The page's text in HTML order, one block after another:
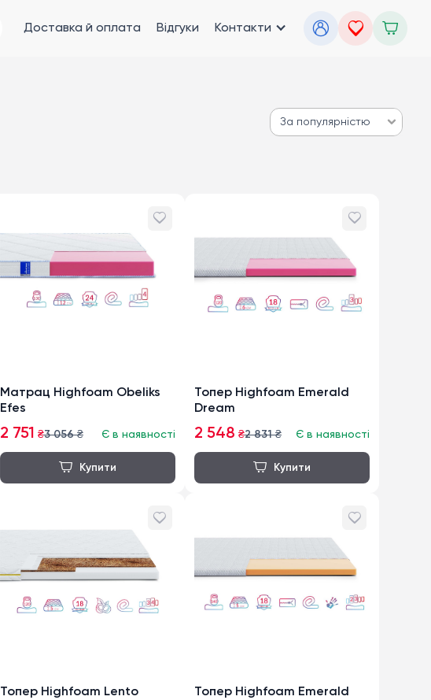
Доставка й оплата Відгуки Контакти
За популярністю
Матрац Highfoam Obeliks
Efes
2 751 ₴3 056₴ Є в наявності
Топер Highfoam Emerald
Dream
2 548 ₴2 831₴ Є в наявності
Топер Highfoam Lento
Топер Highfoam Emerald